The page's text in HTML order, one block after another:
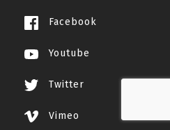
Facebook
Youtube
Twitter
Vimeo